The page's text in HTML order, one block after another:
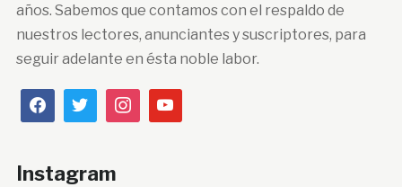
años. Sabemos que contamos con el respaldo de
nuestros lectores, anunciantes y suscriptores, para
seguir adelante en ésta noble labor.
Instagram